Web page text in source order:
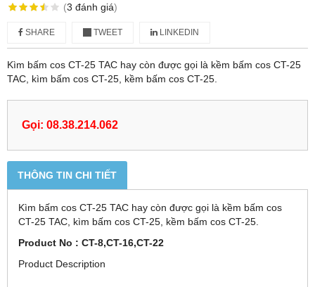
(3 đánh giá)
SHARE TWEET LINKEDIN
Kìm bấm cos CT-25 TAC hay còn được gọi là kềm bấm cos CT-25
TAC, kìm bấm cos CT-25, kềm bấm cos CT-25.
Gọi: 08.38.214.062
THÔNG TIN CHI TIẾT
Kìm bấm cos CT-25 TAC hay còn được gọi là kềm bấm cos
CT-25 TAC, kìm bấm cos CT-25, kềm bấm cos CT-25.
Product No : CT-8,CT-16,CT-22
Product Description